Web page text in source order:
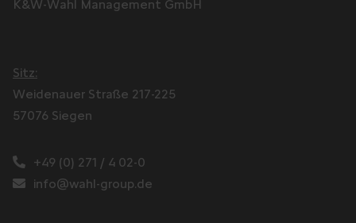
K&W-Wahl Management GmbH
Sitz:
Weidenauer Straße 217-225
57076 Siegen
+49 (0) 271 / 4 02-0
info@wahl-group.de